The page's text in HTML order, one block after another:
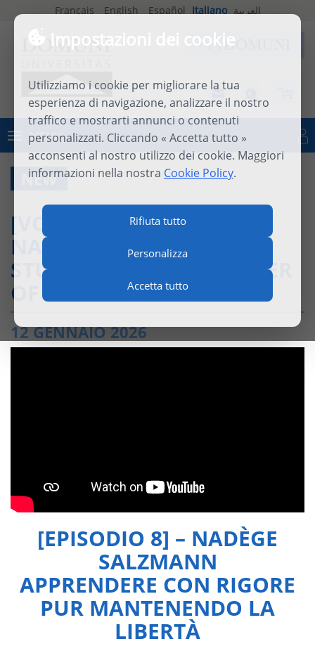
Impostazioni dei cookie
Utilizziamo i cookie per migliorare la tua
esperienza di navigazione, analizzare il nostro
traffico e mostrarti annunci o contenuti
personalizzati. Cliccando « Accetta tutto »
acconsenti al nostro utilizzo dei cookie. Maggiori
informazioni nella nostra Cookie Policy.
Rifiuta tutto
Personalizza
Accetta tutto
Français English Español Italiano العربية
MENU Connettersi
NEW
[VOLTI DI DOMUNI] –
NADÈGE SALZMANN,
STUDENTESSA DEL MASTER
OF ARTS IN FILOSOFIA
12 GENNAIO 2026
[EPISODIO 8] – NADÈGE
SALZMANN
APPRENDERE CON RIGORE
PUR MANTENENDO LA
LIBERTÀ